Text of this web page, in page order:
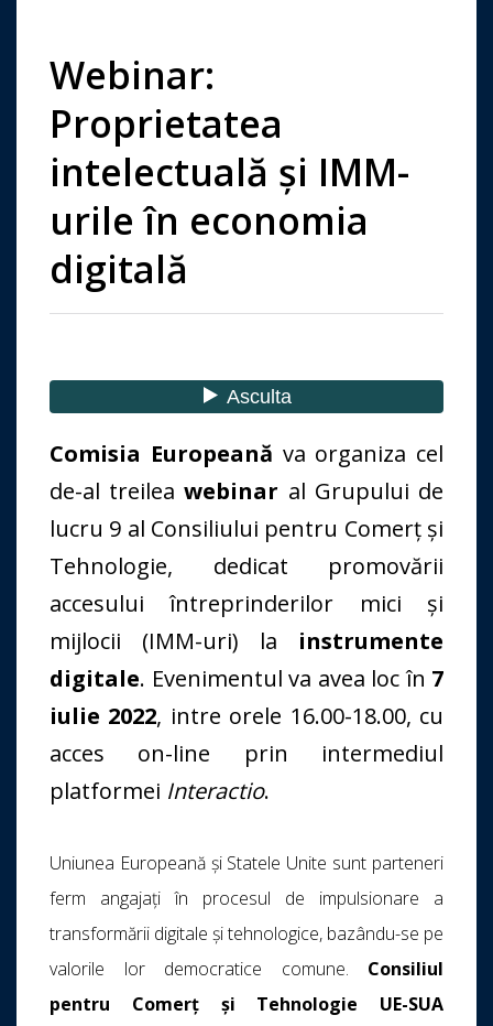
Webinar:
Proprietatea
intelectuală și IMM-
urile în economia
digitală
Comisia Europeană va organiza cel
de-al treileawebinar al Grupului de
lucru 9 al Consiliului pentru Comerț și
Tehnologie, dedicat promovării
accesului întreprinderilor mici și
mijlocii (IMM-uri) la instrumente
digitale. Evenimentul va avea loc în 7
iulie 2022, intre orele 16.00-18.00, cu
acces on-line prin intermediul
platformei Interactio.
Uniunea Europeană și Statele Unite sunt parteneri
ferm angajați în procesul de impulsionare a
transformării digitale și tehnologice, bazându-se pe
valorile lor democratice comune. Consiliul
pentru Comerț și Tehnologie UE-SUA